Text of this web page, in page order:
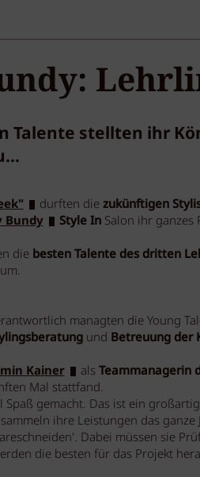
Talente stellten ihr
durften diezukünftigen
Bundy Style In Salon ihr ganzes
die besten Talente des dritten
managten die Young
und Betreuung der
Kainer alsTeammanagerin
Mal stattfand.
Spaß gemacht. Das ist ein
ihre Leistungen das
Dabei müssen sie
die besten für das Projekt